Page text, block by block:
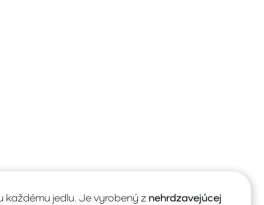
každému jedlu. Je vyrobený z nehrdzavejúcej